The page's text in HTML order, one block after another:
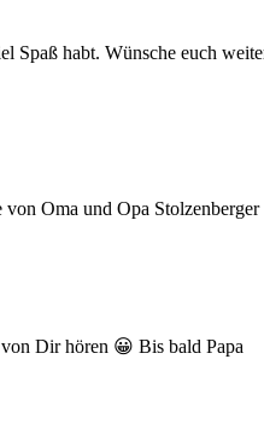
habt. Wünsche euch
Oma und Opa Stolzenberger
Dir hören 😀 Bis bald Papa